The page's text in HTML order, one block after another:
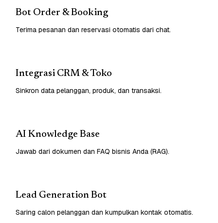
Bot Order & Booking
Terima pesanan dan reservasi otomatis dari chat.
Integrasi CRM & Toko
Sinkron data pelanggan, produk, dan transaksi.
AI Knowledge Base
Jawab dari dokumen dan FAQ bisnis Anda (RAG).
Lead Generation Bot
Saring calon pelanggan dan kumpulkan kontak otomatis.